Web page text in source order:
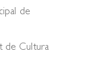
de
de Cultura